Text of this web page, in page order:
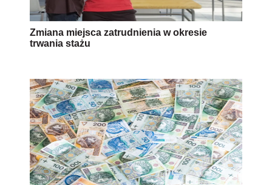
Zmiana miejsca zatrudnienia w okresie
trwania stażu